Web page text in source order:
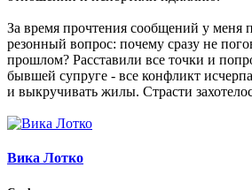
За время прочтения сообщений у меня
резонный вопрос: почему сразу не
прошлом? Расставили все точки и
бывшей супруге - все конфликт
и выкручивать жилы. Страсти
Вика Лотко